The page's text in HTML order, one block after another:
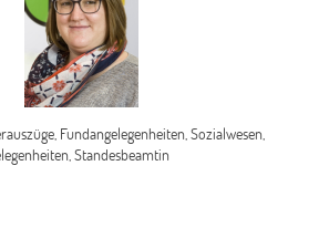
Fundangelegenheiten, Sozialwesen,
Standesbeamtin